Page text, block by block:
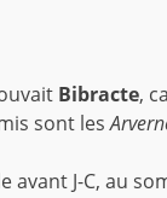
Bibracte,
sont les
avant J-C, au